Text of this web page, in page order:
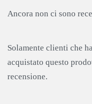
Ancora non ci sono
Solamente clienti che
acquistato questo
recensione.